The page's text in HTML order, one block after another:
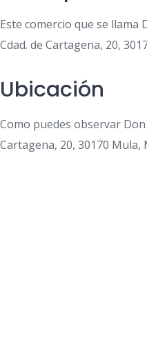
Este comercio que se llama
Cdad. de Cartagena, 20,
Ubicación
Como puedes observar Don
Cartagena, 20, 30170 Mula,